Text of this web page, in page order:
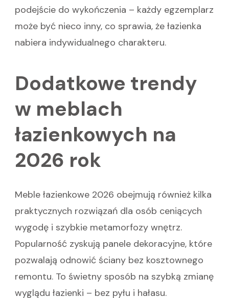
podejście do wykończenia – każdy egzemplarz
może być nieco inny, co sprawia, że łazienka
nabiera indywidualnego charakteru.
Dodatkowe trendy
w meblach
łazienkowych na
2026 rok
Meble łazienkowe 2026 obejmują również kilka
praktycznych rozwiązań dla osób ceniących
wygodę i szybkie metamorfozy wnętrz.
Popularność zyskują panele dekoracyjne, które
pozwalają odnowić ściany bez kosztownego
remontu. To świetny sposób na szybką zmianę
wyglądu łazienki – bez pyłu i hałasu.